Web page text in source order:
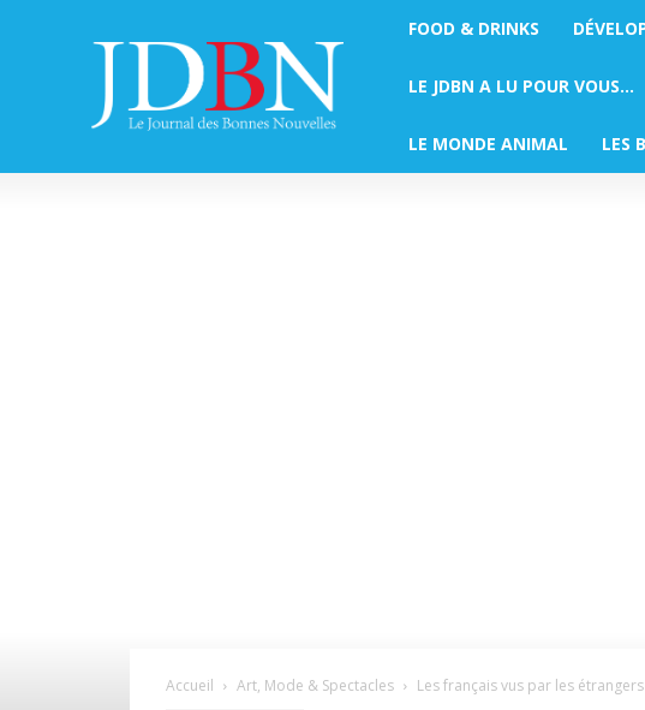
FOOD & DRINKS
LE JDBN A LU POUR VOUS…
LE MONDE ANIMAL LES
Accueil Art, Mode & Spectacles Les français vus par les